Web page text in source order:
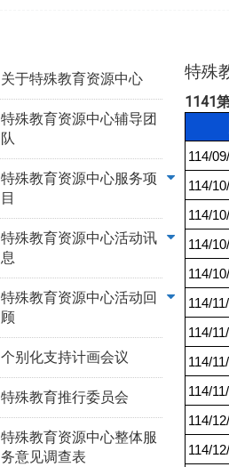
关于特殊教育资源中心
特殊教育资源中心辅导团
队
特殊教育资源中心服务项
目
特殊教育资源中心活动讯
息
特殊教育资源中心活动回
顾
个别化支持计画会议
特殊教育推行委员会
特殊教育资源中心整体服
务意见调查表
特殊
1141
114/
114/
114/
114/
114/
114/
114/
114/
114/
114/
114/